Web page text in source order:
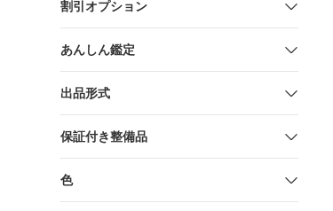
割引オプション
あんしん鑑定
出品形式
保証付き整備品
色